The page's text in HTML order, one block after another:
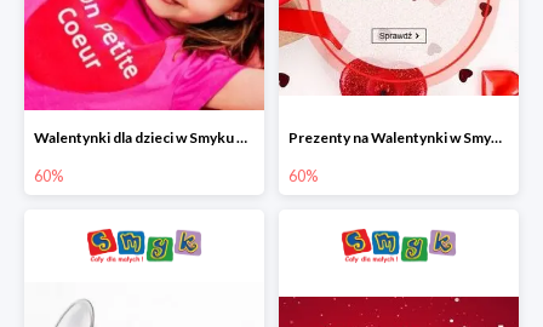
Walentynki dla dzieci w Smyku do -60%
60%
Prezenty na Walentynki w Smyku do -60%
60%